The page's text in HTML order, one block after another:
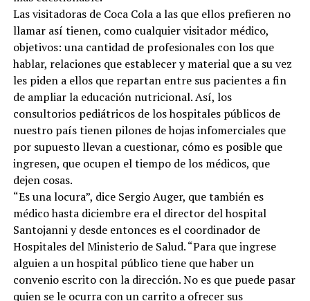
Las visitadoras de Coca Cola a las que ellos prefieren no
llamar así tienen, como cualquier visitador médico,
objetivos: una cantidad de profesionales con los que
hablar, relaciones que establecer y material que a su vez
les piden a ellos que repartan entre sus pacientes a fin
de ampliar la educación nutricional. Así, los
consultorios pediátricos de los hospitales públicos de
nuestro país tienen pilones de hojas infomerciales que
por supuesto llevan a cuestionar, cómo es posible que
ingresen, que ocupen el tiempo de los médicos, que
dejen cosas.
“Es una locura”, dice Sergio Auger, que también es
médico hasta diciembre era el director del hospital
Santojanni y desde entonces es el coordinador de
Hospitales del Ministerio de Salud. “Para que ingrese
alguien a un hospital público tiene que haber un
convenio escrito con la dirección. No es que puede pasar
quien se le ocurra con un carrito a ofrecer sus